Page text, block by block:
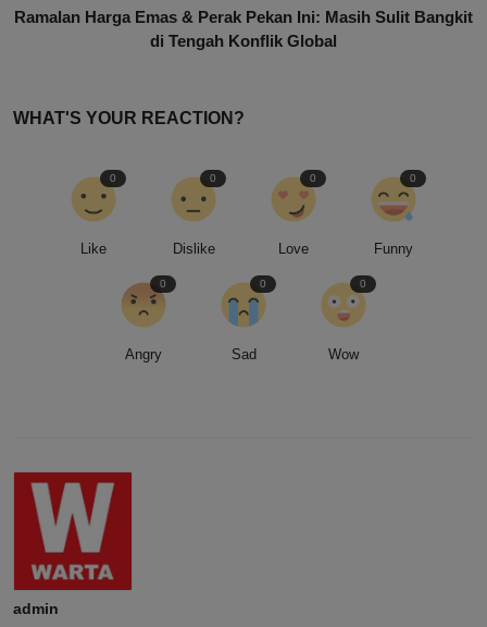
Ramalan Harga Emas & Perak Pekan Ini: Masih Sulit Bangkit
di Tengah Konflik Global
WHAT'S YOUR REACTION?
Like
0
Dislike
0
Love
0
Funny
0
Angry
0
Sad
0
Wow
0
admin